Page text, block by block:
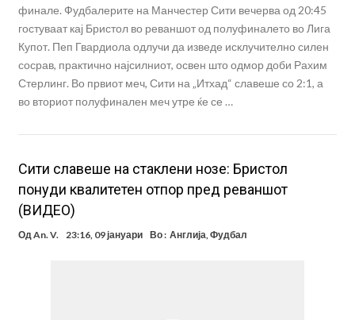
финале. Фудбалерите на Манчестер Сити вечерва од 20:45
гостуваат кај Бристол во реваншот од полуфиналето во Лига
Купот. Пеп Гвардиола одлучи да изведе исклучително силен
сосрав, практично најсилниот, освен што одмор доби Рахим
Стерлинг. Во првиот меч, Сити на „Итхад“ славеше со 2:1, а
во вториот полуфинален меч утре ќе се …
Сити славеше на стаклени нозе: Бристол
понуди квалитетен отпор пред реваншот
(ВИДЕО)
ОдAn. V. 23:16, 09 јануари Во : Англија,Фудбал